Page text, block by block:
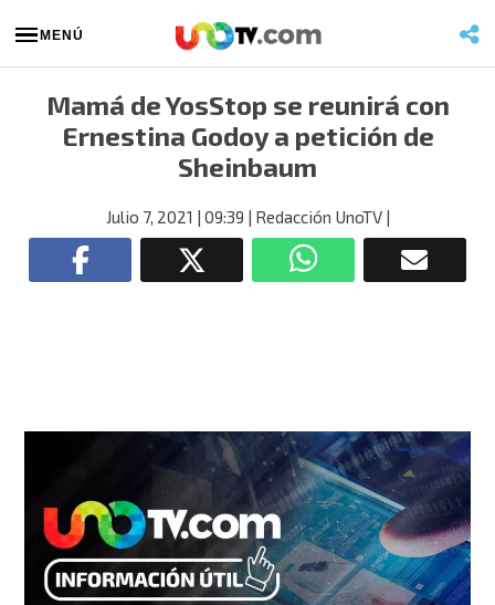
MENÚ
Mamá de YosStop se reunirá con
Ernestina Godoy a petición de
Sheinbaum
Julio 7, 2021 | 09:39 | Redacción UnoTV|